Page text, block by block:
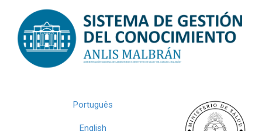
navigation
Português
English